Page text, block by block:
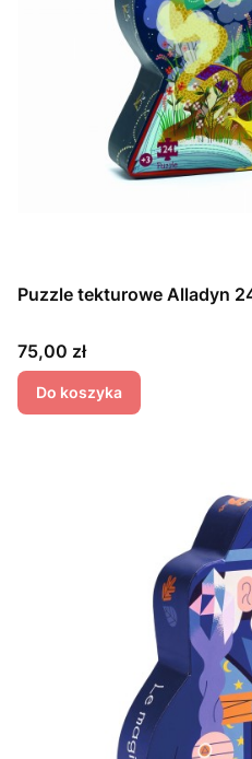
Puzzle tekturowe Alladyn
Cena
75,00 zł
Do koszyka